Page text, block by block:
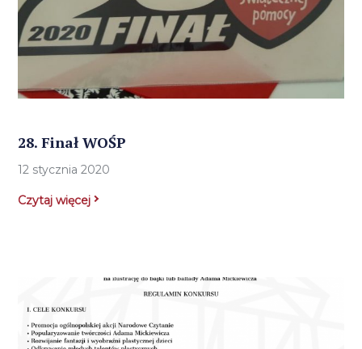
28. Finał WOŚP
12 stycznia 2020
Czytaj więcej